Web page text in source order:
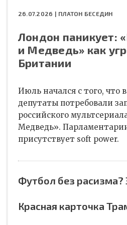
26.07.2026 | ПЛАТОН БЕСЕДИН
Лондон паникует:
и Медведь» как
Британии
Июль начался с того, что
депутаты потребовали
российского
Медведь».
присутствует soft power.
Футбол без расизма?
Красная карточка